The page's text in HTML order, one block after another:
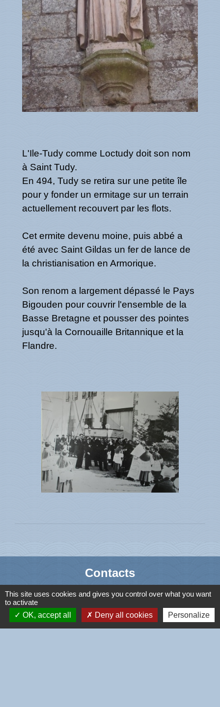
L'Ile-Tudy comme Loctudy doit son nom
à Saint Tudy.
En 494, Tudy se retira sur une petite île
pour y fonder un ermitage sur un terrain
actuellement recouvert par les flots.
Cet ermite devenu moine, puis abbé a
été avec Saint Gildas un fer de lance de
la christianisation en Armorique.
Son renom a largement dépassé le Pays
Bigouden pour couvrir l'ensemble de la
Basse Bretagne et pousser des pointes
jusqu'à la Cornouaille Britannique et la
Flandre.
Contacts
Commune de l'Île-Tudy
4 rue de la Mairie
29980 Île-Tudy - FRANCE
This site uses cookies and gives you control over what you want
to activate
OK, accept all
Deny all cookies Personalize